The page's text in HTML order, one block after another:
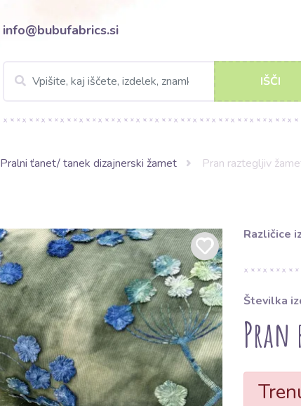
info@bubufabrics.si
IŠČI
Pralni ťanet/ tanek dizajnerski žamet Pran raztegljiv
Različice
Številka
Pran